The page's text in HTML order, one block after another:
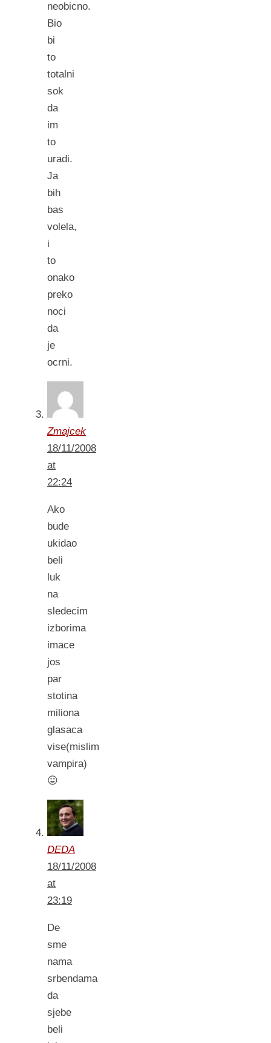
neobicno.
Bio
bi
to
totalni
sok
da
im
to
uradi.
Ja
bih
bas
volela,
i
to
onako
preko
noci
da
je
ocrni.
Zmajcek
18/11/2008
at
22:24
Ako
bude
ukidao
beli
luk
na
sledecim
izborima
imace
jos
par
stotina
miliona
glasaca
vise(mislim
vampira)
😛
DEDA
18/11/2008
at
23:19
De
sme
nama
srbendama
da
sjebe
beli